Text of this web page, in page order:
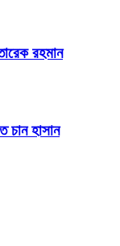
রহমান
চান হাসান